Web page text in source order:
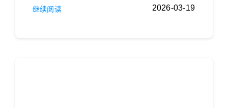
2026-03-19
继续阅读